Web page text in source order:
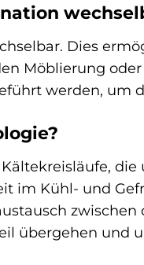
Dies
Möblierung
werden, um
im Kühl- und
übergehen und